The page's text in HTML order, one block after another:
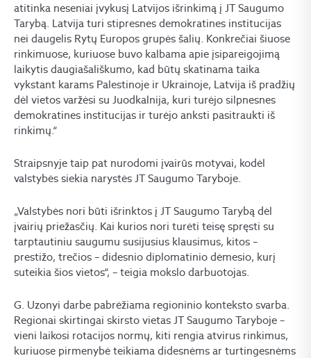
atitinka neseniai įvykusį Latvijos išrinkimą į JT Saugumo
Tarybą. Latvija turi stipresnes demokratines institucijas
nei daugelis Rytų Europos grupės šalių. Konkrečiai šiuose
rinkimuose, kuriuose buvo kalbama apie įsipareigojimą
laikytis daugiašališkumo, kad būtų skatinama taika
vykstant karams Palestinoje ir Ukrainoje, Latvija iš pradžių
dėl vietos varžėsi su Juodkalnija, kuri turėjo silpnesnes
demokratines institucijas ir turėjo anksti pasitraukti iš
rinkimų.“
Straipsnyje taip pat nurodomi įvairūs motyvai, kodėl
valstybės siekia narystės JT Saugumo Taryboje.
„Valstybės nori būti išrinktos į JT Saugumo Tarybą dėl
įvairių priežasčių. Kai kurios nori turėti teisę spręsti su
tarptautiniu saugumu susijusius klausimus, kitos –
prestižo, trečios – didesnio diplomatinio dėmesio, kurį
suteikia šios vietos“, – teigia mokslo darbuotojas.
G. Uzonyi darbe pabrėžiama regioninio konteksto svarba.
Regionai skirtingai skirsto vietas JT Saugumo Taryboje –
vieni laikosi rotacijos normų, kiti rengia atvirus rinkimus,
kuriuose pirmenybė teikiama didesnėms ar turtingesnėms